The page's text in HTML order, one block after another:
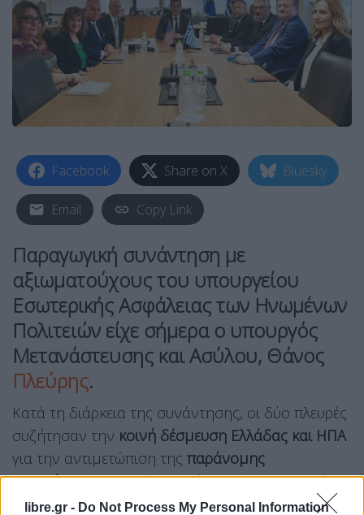
libre.gr - Do Not Process My Personal Information
Facebook Share on X Bluesky
Email Copy Link
Παραγωγική συνάντηση με
αξιωματούχους του υπουργείου
Εσωτερικής Ασφάλειας των Ηνωμένων
Πολιτειών είχε σήμερα ο υπουργός
Μετανάστευσης και Ασύλου, Θάνος
Πλεύρης.
Κατά τη διάρκεια της συνάντησης, οι δύο πλευρές
συζήτησαν την κοινή δέσμευση Ελλάδας και ΗΠΑ
για την αντιμετώπιση της παράνομης
μετανάστευσης,ενώ υπογράμμισαν τη σημασία
της συνέχισης των στενών διαβουλεύσεων και της